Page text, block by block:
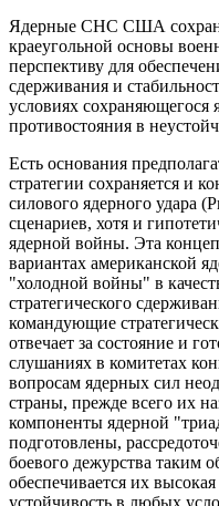
Ядерные СНС США
краеугольной основы
перспективу для
сдерживания и
условиях сохраняющегося
противостояния в
Есть основания
стратегии сохраняется и
силового ядерного удара
сценариев, хотя и
ядерной войны. Эта
вариантах американской
"холодной войны" в
стратегического
командующие
отвечает за состояние и
слушаниях в комитетах
вопросам ядерных сил
страны, прежде всего их
компоненты ядерной
подготовлены,
боевого дежурства таким
обеспечивается их
устойчивость в любых